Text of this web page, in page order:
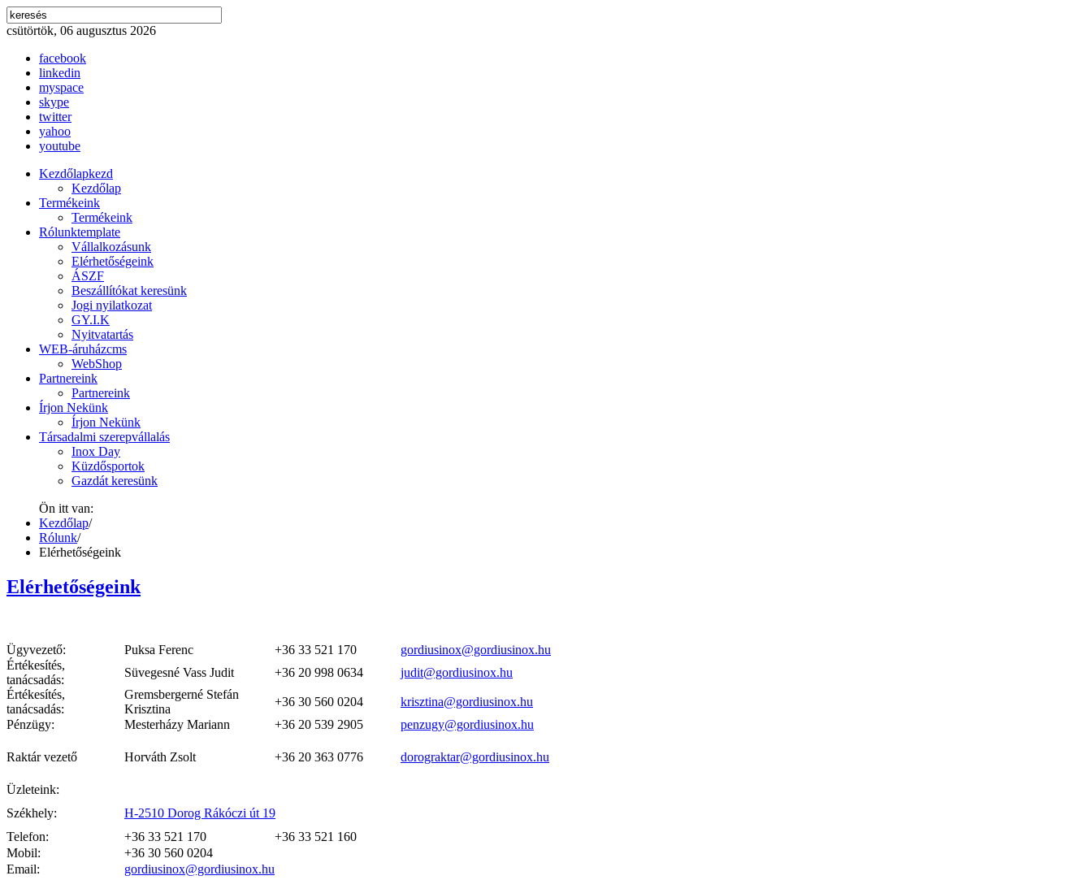
csütörtök, 06 augusztus 2026
facebook
linkedin
myspace
skype
twitter
yahoo
youtube
Kezdőlapkezd
Kezdőlap
Termékeink
Termékeink
Rólunktemplate
Vállalkozásunk
Elérhetőségeink
ÁSZF
Beszállítókat keresünk
Jogi nyilatkozat
GY.I.K
Nyitvatartás
WEB-áruházcms
WebShop
Partnereink
Partnereink
Írjon Nekünk
Írjon Nekünk
Társadalmi szerepvállalás
Inox Day
Küzdősportok
Gazdát keresünk
Ön itt van:
Kezdőlap/
Rólunk/
Elérhetőségeink
Elérhetőségeink
Ügyvezető: Puksa Ferenc +36 33 521 170
gordiusinox@gordiusinox.hu
Értékesítés,
tanácsadás:
Süvegesné Vass Judit +36 20 998 0634
judit@gordiusinox.hu
Értékesítés,
tanácsadás:
Gremsbergerné Stefán
Krisztina
+36 30 560 0204
krisztina@gordiusinox.hu
Pénzügy:
Mesterházy Mariann +36 20 539 2905 penzugy@gordiusinox.hu
Raktár vezető Horváth Zsolt +36 20 363 0776 dorograktar@gordiusinox.hu
Üzleteink:
Székhely:
H-2510 Dorog Rákóczi út 19
Telefon:
+36 33 521 170
+36 33 521 160
Mobil:
+36 30 560 0204
Email:
gordiusinox@gordiusinox.hu